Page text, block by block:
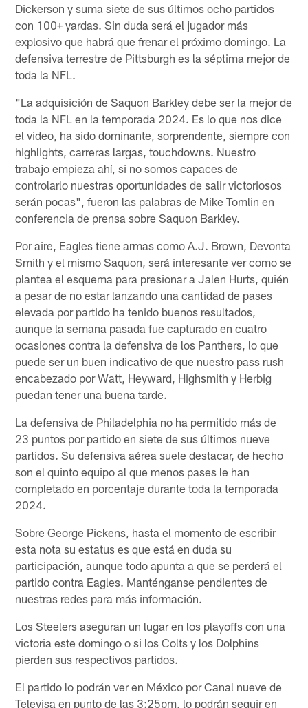
Dickerson y suma siete de sus últimos ocho partidos
con 100+ yardas. Sin duda será el jugador más
explosivo que habrá que frenar el próximo domingo. La
defensiva terrestre de Pittsburgh es la séptima mejor de
toda la NFL.
"La adquisición de Saquon Barkley debe ser la mejor de
toda la NFL en la temporada 2024. Es lo que nos dice
el video, ha sido dominante, sorprendente, siempre con
highlights, carreras largas, touchdowns. Nuestro
trabajo empieza ahí, si no somos capaces de
controlarlo nuestras oportunidades de salir victoriosos
serán pocas", fueron las palabras de Mike Tomlin en
conferencia de prensa sobre Saquon Barkley.
Por aire, Eagles tiene armas como A.J. Brown, Devonta
Smith y el mismo Saquon, será interesante ver como se
plantea el esquema para presionar a Jalen Hurts, quién
a pesar de no estar lanzando una cantidad de pases
elevada por partido ha tenido buenos resultados,
aunque la semana pasada fue capturado en cuatro
ocasiones contra la defensiva de los Panthers, lo que
puede ser un buen indicativo de que nuestro pass rush
encabezado por Watt, Heyward, Highsmith y Herbig
puedan tener una buena tarde.
La defensiva de Philadelphia no ha permitido más de
23 puntos por partido en siete de sus últimos nueve
partidos. Su defensiva aérea suele destacar, de hecho
son el quinto equipo al que menos pases le han
completado en porcentaje durante toda la temporada
2024.
Sobre George Pickens, hasta el momento de escribir
esta nota su estatus es que está en duda su
participación, aunque todo apunta a que se perderá el
partido contra Eagles. Manténganse pendientes de
nuestras redes para más información.
Los Steelers aseguran un lugar en los playoffs con una
victoria este domingo o si los Colts y los Dolphins
pierden sus respectivos partidos.
El partido lo podrán ver en México por Canal nueve de
Televisa en punto de las 3:25pm, lo podrán seguir en